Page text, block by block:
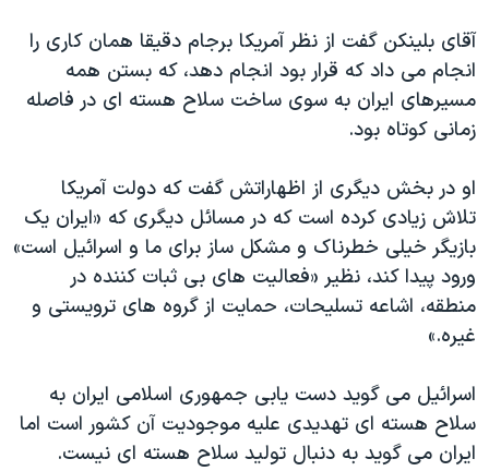
آقای بلینکن گفت از نظر آمریکا برجام دقیقا همان کاری را
انجام می داد که قرار بود انجام دهد، که بستن همه
مسیرهای ایران به سوی ساخت سلاح هسته ای در فاصله
زمانی کوتاه بود.
او در بخش دیگری از اظهاراتش گفت که دولت آمریکا
تلاش زیادی کرده است که در مسائل دیگری که «ایران یک
بازیگر خیلی خطرناک و مشکل ساز برای ما و اسرائيل است»
ورود پیدا کند، نظیر «فعالیت های بی ثبات کننده در
منطقه، اشاعه تسلیحات، ‌حمایت از گروه های ترویستی و
غیره.»
اسرائيل می گوید دست یابی جمهوری اسلامی ایران به
سلاح هسته ای تهدیدی علیه موجودیت آن کشور است اما
ایران می گوید به دنبال تولید سلاح هسته ای نیست.